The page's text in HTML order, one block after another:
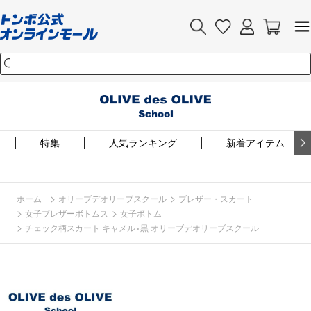
特集 人気ランキング 新着アイテム
ホーム > オリーブデオリーブスクール > ブレザー・スカート
> 女子ブレザーボトムス > 女子ボトム
> チェック柄スカート キャメル×黒 オリーブデオリーブスクール